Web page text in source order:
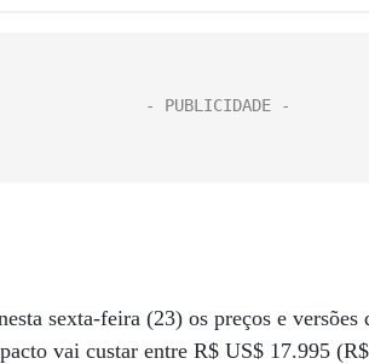
sexta-feira (23) os preços e versões
vai custar entre R$ US$ 17.995